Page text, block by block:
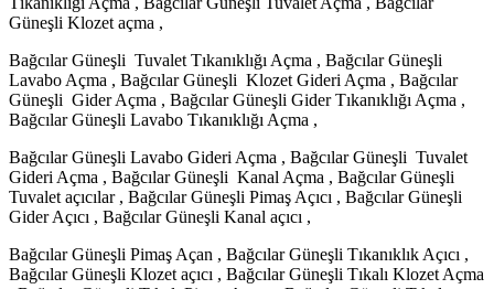
Güneşli Klozet açma ,
Bağcılar Güneşli Tuvalet Tıkanıklığı Açma , Bağcılar Güneşli
Lavabo Açma , Bağcılar Güneşli Klozet Gideri Açma , Bağcılar
Güneşli Gider Açma , Bağcılar Güneşli Gider Tıkanıklığı Açma ,
Bağcılar Güneşli Lavabo Tıkanıklığı Açma ,
Bağcılar Güneşli Lavabo Gideri Açma , Bağcılar Güneşli Tuvalet
Gideri Açma , Bağcılar Güneşli Kanal Açma , Bağcılar Güneşli
Tuvalet açıcılar , Bağcılar Güneşli Pimaş Açıcı , Bağcılar Güneşli
Gider Açıcı , Bağcılar Güneşli Kanal açıcı ,
Bağcılar Güneşli Pimaş Açan , Bağcılar Güneşli Tıkanıklık Açıcı ,
Bağcılar Güneşli Klozet açıcı , Bağcılar Güneşli Tıkalı Klozet Açma